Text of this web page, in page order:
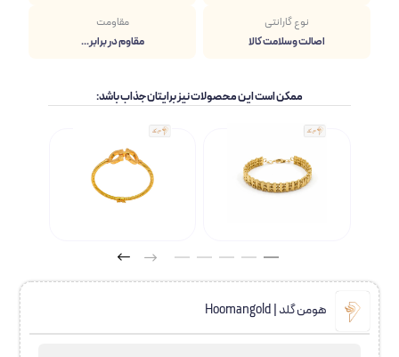
نوع گارانتی
اصالت وسلامت کالا
مقاومت
مقاوم در برابر...
ممکن است این محصولات نیز برایتان جذاب باشد:
هومن گلد | Hoomangold